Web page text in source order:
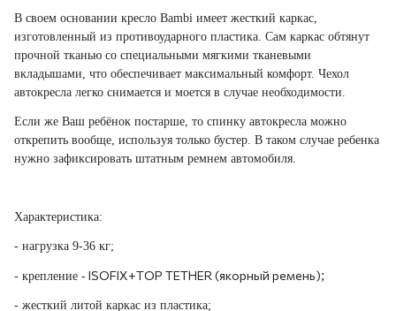
В своем основании кресло Bambi имеет жесткий каркас,
изготовленный из противоударного пластика. Сам каркас обтянут
прочной тканью со специальными мягкими тканевыми
вкладышами, что обеспечивает максимальный комфорт. Чехол
автокресла легко снимается и моется в случае необходимости.
Если же Ваш ребёнок постарше, то спинку автокресла можно
открепить вообще, используя только бустер. В таком случае ребенка
нужно зафиксировать штатным ремнем автомобиля.
Характеристика:
- нагрузка 9-36 кг;
- крепление - ISOFIX+TOP TETHER (якорный ремень);
- жесткий литой каркас из пластика;